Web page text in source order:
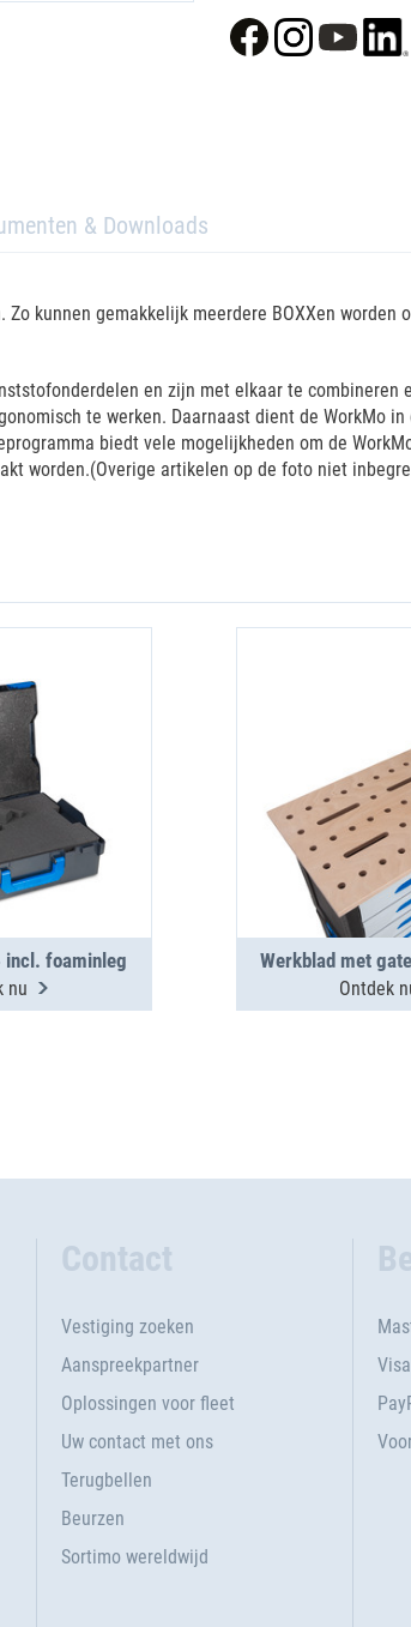
& Downloads
kunnen gemakkelijk meerdere BOXXen
en zijn met elkaar te
te werken. Daarnaast dient de WorkMo
biedt vele mogelijkheden om de
worden.(Overige artikelen op de foto niet
incl. foaminleg
nu
Werkblad met
Ontdek
Contact
Vestiging zoeken
Aanspreekpartner
Oplossingen voor fleet
Uw contact met ons
Terugbellen
Beurzen
Sortimo wereldwijd
Visa